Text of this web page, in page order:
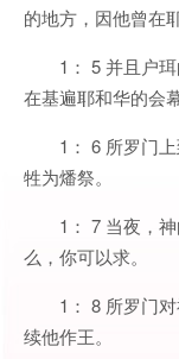
的地方，因他曾在
1： 5 并且户
在基遍耶和华的会
1： 6 所罗门
牲为燔祭。
1： 7 当夜，
么，你可以求。
1： 8 所罗门
续他作王。